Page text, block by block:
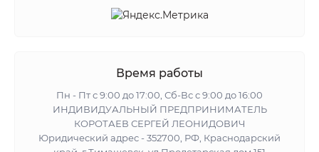
Время работы
Пн - Пт с 9:00 до 17:00, Сб-Вс с 9:00 до 16:00
ИНДИВИДУАЛЬНЫЙ ПРЕДПРИНИМАТЕЛЬ
КОРОТАЕВ СЕРГЕЙ ЛЕОНИДОВИЧ
Юридический адрес - 352700, РФ, Краснодарский